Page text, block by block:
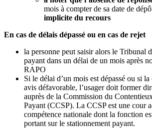
mois à compter de sa date de
implicite du recours
En cas de délais dépassé ou en cas de rejet
la personne peut saisir alors le Tribunal
payant dans un délai de un mois après
RAPO
Si le délai d’un mois est dépassé ou si
avis défavorable, l’usager doit former
auprès de la Commission du
Payant (CCSP). La CCSP est une cour
compétence nationale dont la fonction
portant sur le stationnement payant.